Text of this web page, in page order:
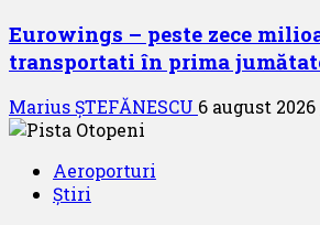
Eurowings – peste zece
transportati în prima
Marius ȘTEFĂNESCU 6 august 2026
Aeroporturi
Știri